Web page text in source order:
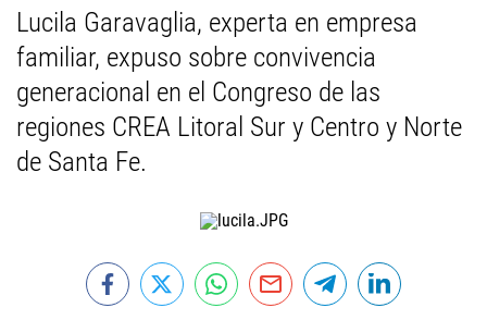
Lucila Garavaglia, experta en empresa
familiar, expuso sobre convivencia
generacional en el Congreso de las
regiones CREA Litoral Sur y Centro y Norte
de Santa Fe.